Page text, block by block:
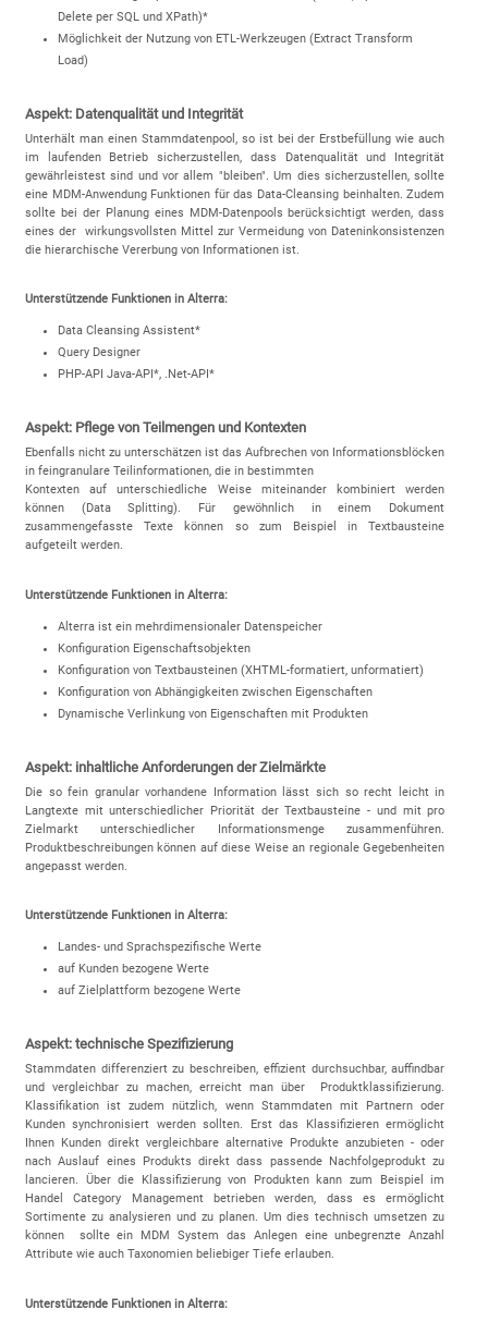
Delete per SQL und XPath)*
Möglichkeit der Nutzung von ETL-Werkzeugen (Extract Transform
Load)
Aspekt: Datenqualität und Integrität
Unterhält man einen Stammdatenpool, so ist bei der Erstbefüllung wie auch
im laufenden Betrieb sicherzustellen, dass Datenqualität und Integrität
gewährleistest sind und vor allem "bleiben". Um dies sicherzustellen, sollte
eine MDM-Anwendung Funktionen für das Data-Cleansing beinhalten. Zudem
sollte bei der Planung eines MDM-Datenpools berücksichtigt werden, dass
eines der wirkungsvollsten Mittel zur Vermeidung von Dateninkonsistenzen
die hierarchische Vererbung von Informationen ist.
Unterstützende Funktionen in Alterra:
Data Cleansing Assistent*
Query Designer
PHP-API Java-API*, .Net-API*
Aspekt: Pflege von Teilmengen und Kontexten
Ebenfalls nicht zu unterschätzen ist das Aufbrechen von Informationsblöcken
in feingranulare Teilinformationen, die in bestimmten
Kontexten auf unterschiedliche Weise miteinander kombiniert werden
können (Data Splitting). Für gewöhnlich in einem Dokument
zusammengefasste Texte können so zum Beispiel in Textbausteine
aufgeteilt werden.
Unterstützende Funktionen in Alterra:
Alterra ist ein mehrdimensionaler Datenspeicher
Konfiguration Eigenschaftsobjekten
Konfiguration von Textbausteinen (XHTML-formatiert, unformatiert)
Konfiguration von Abhängigkeiten zwischen Eigenschaften
Dynamische Verlinkung von Eigenschaften mit Produkten
Aspekt: inhaltliche Anforderungen der Zielmärkte
Die so fein granular vorhandene Information lässt sich so recht leicht in
Langtexte mit unterschiedlicher Priorität der Textbausteine - und mit pro
Zielmarkt unterschiedlicher Informationsmenge zusammenführen.
Produktbeschreibungen können auf diese Weise an regionale Gegebenheiten
angepasst werden.
Unterstützende Funktionen in Alterra:
Landes- und Sprachspezifische Werte
auf Kunden bezogene Werte
auf Zielplattform bezogene Werte
Aspekt: technische Spezifizierung
Stammdaten differenziert zu beschreiben, effizient durchsuchbar, auffindbar
und vergleichbar zu machen, erreicht man über Produktklassifizierung.
Klassifikation ist zudem nützlich, wenn Stammdaten mit Partnern oder
Kunden synchronisiert werden sollten. Erst das Klassifizieren ermöglicht
Ihnen Kunden direkt vergleichbare alternative Produkte anzubieten - oder
nach Auslauf eines Produkts direkt dass passende Nachfolgeprodukt zu
lancieren. Über die Klassifizierung von Produkten kann zum Beispiel im
Handel Category Management betrieben werden, dass es ermöglicht
Sortimente zu analysieren und zu planen. Um dies technisch umsetzen zu
können sollte ein MDM System das Anlegen eine unbegrenzte Anzahl
Attribute wie auch Taxonomien beliebiger Tiefe erlauben.
Unterstützende Funktionen in Alterra: